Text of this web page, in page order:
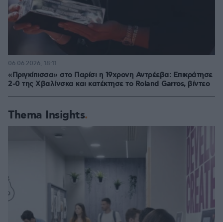
«Πριγκίπισσα» στο Παρίσι η 19χρονη Αντρέεβα: Επικράτησε
2-0 της Χβαλίνσκα και κατέκτησε το Roland Garros, βίντεο
06.06.2026, 18:11
Thema Insights